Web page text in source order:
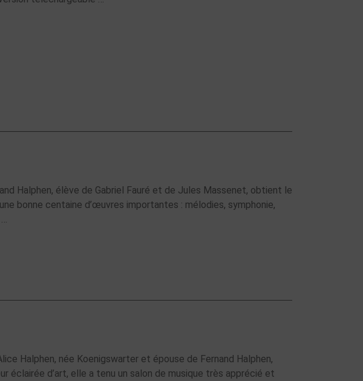
Halphen, élève de Gabriel Fauré et de Jules Massenet, obtient le
bonne centaine d’œuvres importantes : mélodies, symphonie,
Halphen, née Koenigswarter et épouse de Fernand Halphen,
éclairée d’art, elle a tenu un salon de musique très apprécié et